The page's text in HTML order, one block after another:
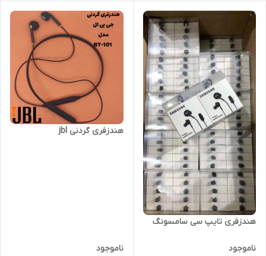
هندزفری تایپ سی سامسونگ
ناموجود
هندزفری گردنی jbl
ناموجود